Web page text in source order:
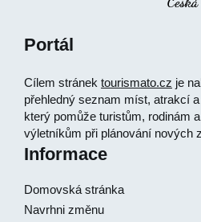
Portál
Cílem stránek tourismato.cz je
přehledný seznam míst, atrakcí
který pomůže turistům, rodinám
výletníkům při plánování nových
Informace
Domovská stránka
Navrhni změnu